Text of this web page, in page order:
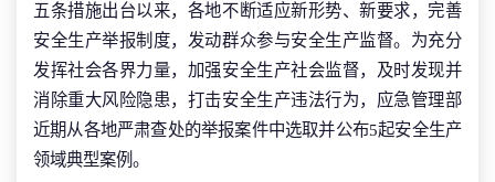
五条措施出台以来，各地不断适应新形势、新要求，完善
安全生产举报制度，发动群众参与安全生产监督。为充分
发挥社会各界力量，加强安全生产社会监督，及时发现并
消除重大风险隐患，打击安全生产违法行为，应急管理部
近期从各地严肃查处的举报案件中选取并公布5起安全生产
领域典型案例。